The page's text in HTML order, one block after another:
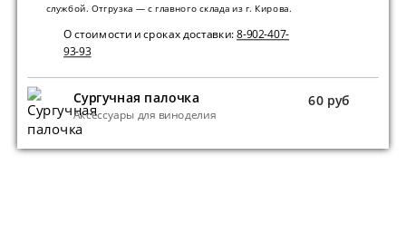
службой. Отгрузка — с главного склада из г. Кирова.
О стоимости и сроках доставки:8-902-407-
93-93
Сургучная палочка
Аксессуары для виноделия
60 руб